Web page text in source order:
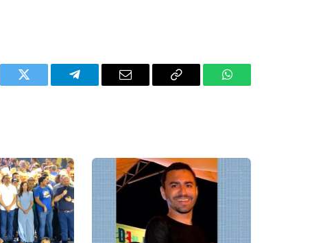
Twitter Telegram Email
Copy
WhatsApp